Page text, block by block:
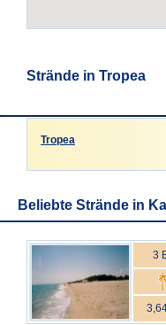
Strände in Tropea
Tropea
Beliebte Strände in
3